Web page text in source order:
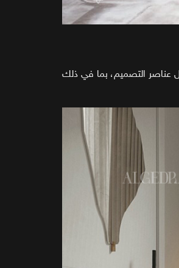
والطبيعة من خلال عناصر التصميم، بما في ذلك